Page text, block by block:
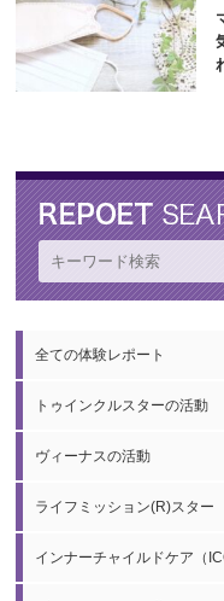
全ての体験レポート
トゥインクルスターの活動
ヴィーナスの活動
ライフミッション(R)スター
インナーチャイルドケア（